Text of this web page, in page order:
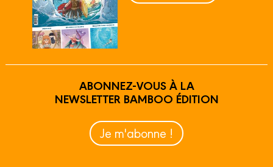
ABONNEZ-VOUS À LA
NEWSLETTER BAMBOO ÉDITION
Je m'abonne !